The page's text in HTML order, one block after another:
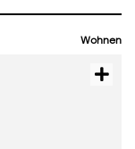
Wohnen